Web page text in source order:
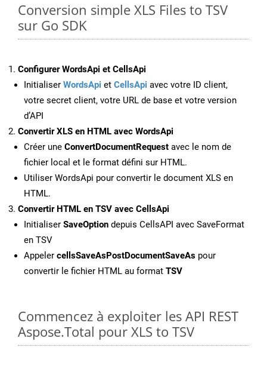
Conversion simple XLS Files to TSV
sur Go SDK
Configurer WordsApi et CellsApi
Initialiser WordsApi et CellsApi avec votre ID client,
votre secret client, votre URL de base et votre version
d’API
Convertir XLS en HTML avec WordsApi
Créer une ConvertDocumentRequest avec le nom de
fichier local et le format défini sur HTML.
Utiliser WordsApi pour convertir le document XLS en
HTML.
Convertir HTML en TSV avec CellsApi
Initialiser SaveOption depuis CellsAPI avec SaveFormat
en TSV
Appeler cellsSaveAsPostDocumentSaveAs pour
convertir le fichier HTML au format TSV
Commencez à exploiter les API REST
Aspose.Total pour XLS to TSV